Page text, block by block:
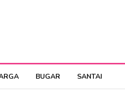
BUGAR SANTAI